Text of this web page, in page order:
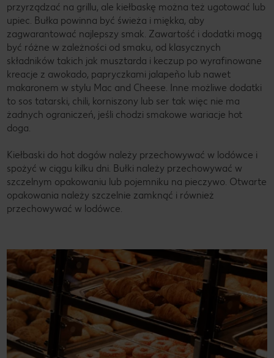
przyrządzać na grillu, ale kiełbaskę można też ugotować lub
upiec. Bułka powinna być świeża i miękka, aby
zagwarantować najlepszy smak. Zawartość i dodatki mogą
być różne w zależności od smaku, od klasycznych
składników takich jak musztarda i keczup po wyrafinowane
kreacje z awokado, papryczkami jalapeño lub nawet
makaronem w stylu Mac and Cheese. Inne możliwe dodatki
to sos tatarski, chili, korniszony lub ser tak więc nie ma
żadnych ograniczeń, jeśli chodzi smakowe wariacje hot
doga.
Kiełbaski do hot dogów należy przechowywać w lodówce i
spożyć w ciągu kilku dni. Bułki należy przechowywać w
szczelnym opakowaniu lub pojemniku na pieczywo. Otwarte
opakowania należy szczelnie zamknąć i również
przechowywać w lodówce.